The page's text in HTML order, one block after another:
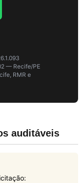
— Recife/PE
RMR e
auditáveis